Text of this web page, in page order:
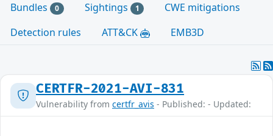
Bundles 0 Sightings 1
CWE mitigations
Detection rules
ATT&CK EMB3D
CERTFR-2021-AVI-831
Vulnerability from certfr_avis - Published: - Updated: